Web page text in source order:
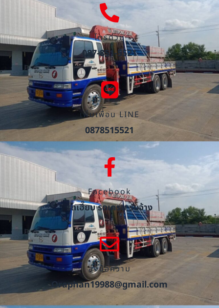
โทรด่วน
087-851-5521
เพิ่มเพื่อน LINE
0878515521
Facebook
รถเฮี๊ยบ รถเครน รับจ้าง
ส่งข้อความ
Oraphan19988@gmail.com